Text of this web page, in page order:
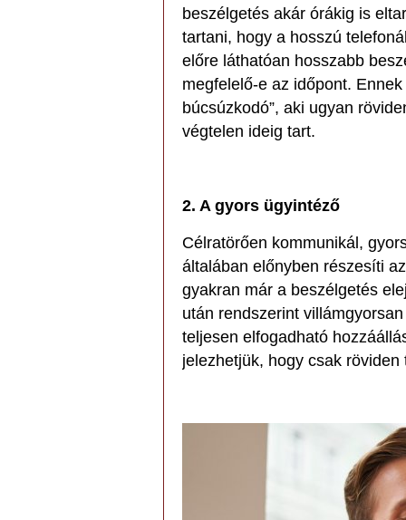
beszélgetés akár órákig is
tartani, hogy a hosszú
előre láthatóan hosszabb
megfelelő-e az időpont.
búcsúzkodó”, aki ugyan
végtelen ideig tart.
2. A gyors ügyintéző
Célratörően kommunikál,
általában előnyben részesíti
gyakran már a beszélgetés
után rendszerint
teljesen elfogadható
jelezhetjük, hogy csak röviden